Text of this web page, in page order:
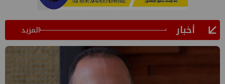
أخبار المزيد